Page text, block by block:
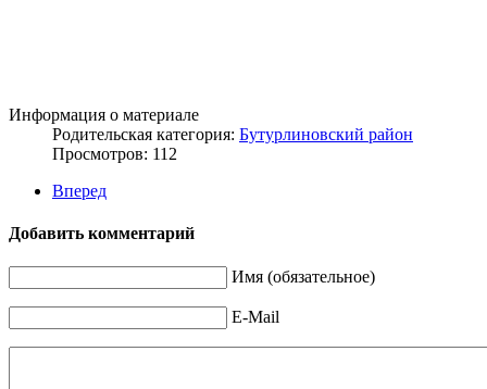
Информация о материале
Родительская категория: Бутурлиновский район
Просмотров: 112
Вперед
Добавить комментарий
Имя (обязательное)
E-Mail